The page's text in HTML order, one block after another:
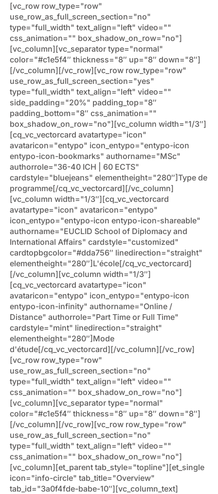
[vc_row row_type="row"
use_row_as_full_screen_section="no"
type="full_width" text_align="left" video=""
css_animation="" box_shadow_on_row="no"]
[vc_column][vc_separator type="normal"
color="#c1e5f4″ thickness="8″ up="8″ down="8″]
[/vc_column][/vc_row][vc_row row_type="row"
use_row_as_full_screen_section="yes"
type="full_width" text_align="left" video=""
side_padding="20%" padding_top="8″
padding_bottom="8″ css_animation=""
box_shadow_on_row="no"][vc_column width="1/3″]
[cq_vc_vectorcard avatartype="icon"
avataricon="entypo" icon_entypo="entypo-icon
entypo-icon-bookmarks" authorname="MSc"
authorrole="36-40 ICH | 60 ECTS"
cardstyle="bluejeans" elementheight="280″]Type de
programme[/cq_vc_vectorcard][/vc_column]
[vc_column width="1/3″][cq_vc_vectorcard
avatartype="icon" avataricon="entypo"
icon_entypo="entypo-icon entypo-icon-shareable"
authorname="EUCLID School of Diplomacy and
International Affairs" cardstyle="customized"
cardtopbgcolor="#dda756″ linedirection="straight"
elementheight="280″]L'école[/cq_vc_vectorcard]
[/vc_column][vc_column width="1/3″]
[cq_vc_vectorcard avatartype="icon"
avataricon="entypo" icon_entypo="entypo-icon
entypo-icon-infinity" authorname="Online /
Distance" authorrole="Part Time or Full Time"
cardstyle="mint" linedirection="straight"
elementheight="280″]Mode
d'étude[/cq_vc_vectorcard][/vc_column][/vc_row]
[vc_row row_type="row"
use_row_as_full_screen_section="no"
type="full_width" text_align="left" video=""
css_animation="" box_shadow_on_row="no"]
[vc_column][vc_separator type="normal"
color="#c1e5f4″ thickness="8″ up="8″ down="8″]
[/vc_column][/vc_row][vc_row row_type="row"
use_row_as_full_screen_section="no"
type="full_width" text_align="left" video=""
css_animation="" box_shadow_on_row="no"]
[vc_column][et_parent tab_style="topline"][et_single
icon="info-circle" tab_title="Overview"
tab_id="3a0f4fde-babe-10″][vc_column_text]